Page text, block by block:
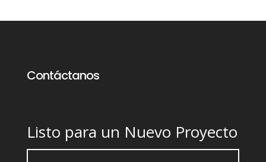
Contáctanos
Listo para un Nuevo Proyecto